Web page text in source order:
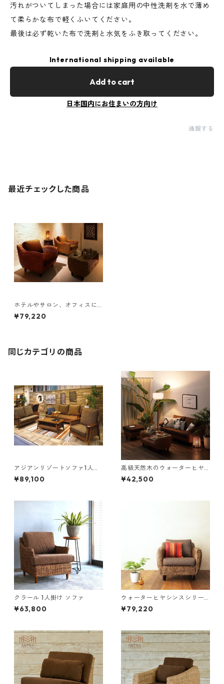
汚れがついてしまった場合には家庭用の中性洗剤を水で薄め
て柔らかな布で軽くふいてください。
最後は必ず乾いた布で洗剤と水気をふき取ってください。
International shipping available
Add to cart
日本国内にお住まいの方向け
通報する
最近チェックした商品
ホテルやサロン、オフィスに
も 高級リラクシングヒヤシン
スソファ Lamama ラママ １
¥79,220
同じカテゴリの商品
アジアンリゾートソファ1人掛
け
¥89,100
高級天然木のウォーターヒヤ
シンス１人掛けソファ
¥42,500
クラール 1人掛け ソファ
¥63,800
ウォーターヒヤシンスシリー
ズ Wyja ウィージャ ソファ 1P
¥79,220